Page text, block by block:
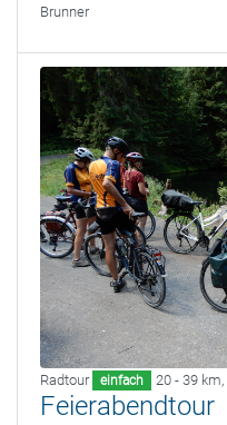
Brunner
Radtour einfach 20 - 39 km,
Feierabendtour